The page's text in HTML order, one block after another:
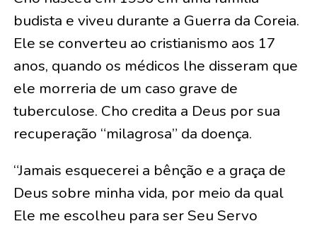
budista e viveu durante a Guerra da Coreia.
Ele se converteu ao cristianismo aos 17
anos, quando os médicos lhe disseram que
ele morreria de um caso grave de
tuberculose. Cho credita a Deus por sua
recuperação “milagrosa” da doença.
“Jamais esquecerei a bênção e a graça de
Deus sobre minha vida, por meio da qual
Ele me escolheu para ser Seu Servo